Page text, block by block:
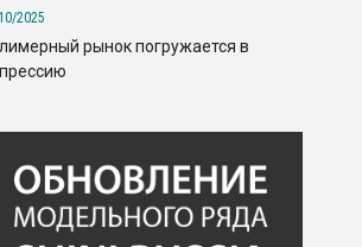
2025
рынок погружается в